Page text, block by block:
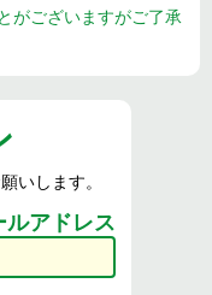
がございますがご了承
いします。
ルアドレス